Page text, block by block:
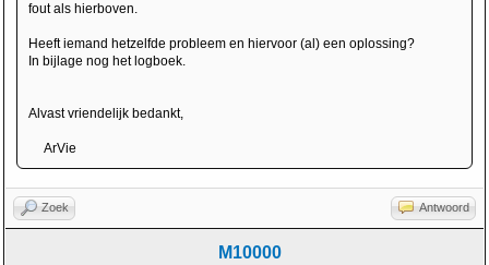
fout als hierboven.
Heeft iemand hetzelfde probleem en hiervoor (al) een oplossing?
In bijlage nog het logboek.
Alvast vriendelijk bedankt,
ArVie
Zoek Antwoord
M10000